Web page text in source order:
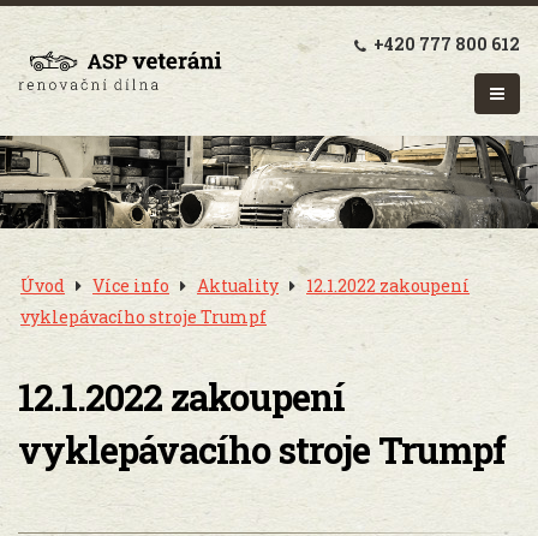
+420 777 800 612
Úvod Více info Aktuality
12.1.2022 zakoupení
vyklepávacího stroje Trumpf
12.1.2022 zakoupení
vyklepávacího stroje Trumpf